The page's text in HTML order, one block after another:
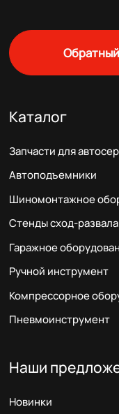
Каталог
Запчасти для
Автоподъемники
Шиномонтажное
Стенды сход-развала
Гаражное
Ручной инструмент
Компрессорное
Пневмоинструмент
Наши
Новинки